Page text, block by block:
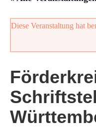
Diese Veranstaltung hat